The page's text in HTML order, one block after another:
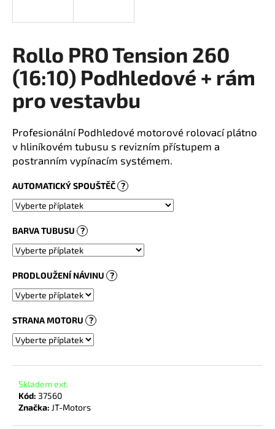
Rollo PRO Tension 260
(16:10) Podhledové + rám
pro vestavbu
Profesionální Podhledové motorové rolovací plátno
v hliníkovém tubusu s revizním přístupem a
postranním vypínacím systémem.
AUTOMATICKÝ SPOUŠTĚČ ?
BARVA TUBUSU ?
PRODLOUŽENÍ NÁVINU ?
STRANA MOTORU ?
Skladem ext.
Kód: 37560
Značka: JT-Motors
í
t
?
HLEDAT